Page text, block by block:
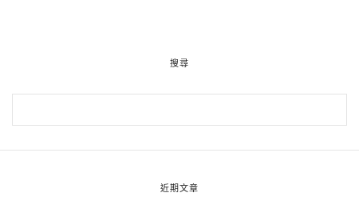
搜尋
近期文章